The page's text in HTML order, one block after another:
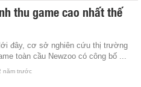
thu game cao nhất thế
đây, cơ sở nghiên cứu thị trường
toàn cầu Newzoo có công bố ...
năm trước